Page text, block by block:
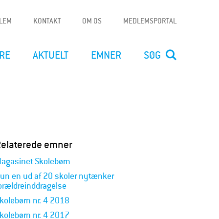
KONTAKT OM OS MEDLEMSPORTAL
AKTUELT EMNER SØG
emner
Skolebørn
en ud af 20 skoler nytænker
nr. 4 2018
nr. 4 2017